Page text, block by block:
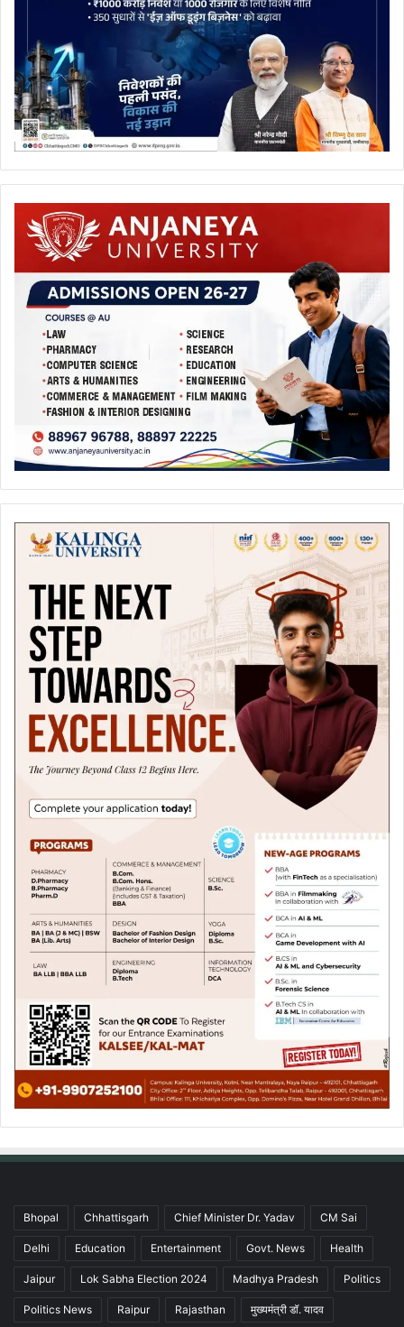
Bhopal Chhattisgarh Chief Minister Dr. Yadav CM Sai
Delhi Education Entertainment Govt. News Health
Jaipur Lok Sabha Election 2024 Madhya Pradesh Politics
Politics News Raipur Rajasthan मुख्यमंत्री डॉ. यादव